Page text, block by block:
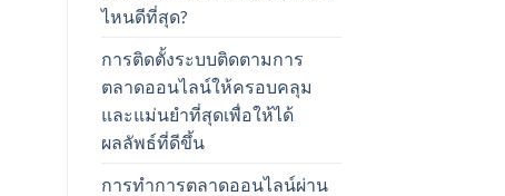
ไหนดีที่สุด?
การติดตั้งระบบติดตามการ
ตลาดออนไลน์ให้ครอบคลุม
และแม่นยำที่สุดเพื่อให้ได้
ผลลัพธ์ที่ดีขึ้น
การทำการตลาดออนไลน์ผ่าน